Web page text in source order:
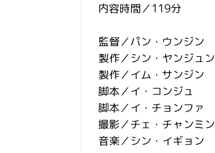
内容時間／119分
監督／パン・ウンジン
製作／シン・ヤンジュン
製作／イム・サンジン
脚本／イ・コンジュ
脚本／イ・チョンファ
撮影／チェ・チャンミン
音楽／シン・イギョン